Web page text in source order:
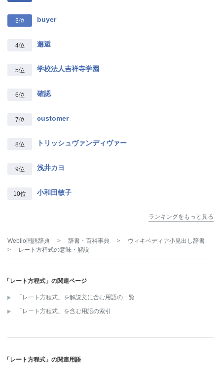
3位 buyer
4位 邂逅
5位 学校法人吉祥寺学園
6位 確認
7位 customer
8位 トリッシュヴァンディヴァー
9位 浅井カヨ
10位 小和田敏子
ランキングをもっと見る
Weblio国語辞典 > 辞書・百科事典 >
ウィキペディア小見出し辞書
>
レート方程式の意味・解説
「レート方程式」の関連ページ
「レート方程式」を解説文に含む用語の一覧
「レート方程式」を含む用語の索引
「レート方程式」の関連用語